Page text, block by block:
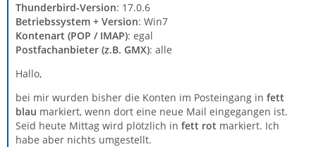
Thunderbird-Version: 17.0.6
Betriebssystem + Version: Win7
Kontenart (POP / IMAP): egal
Postfachanbieter (z.B. GMX): alle
Hallo,
bei mir wurden bisher die Konten im Posteingang in fett
blau markiert, wenn dort eine neue Mail eingegangen ist.
Seid heute Mittag wird plötzlich in fett rot markiert. Ich
habe aber nichts umgestellt.